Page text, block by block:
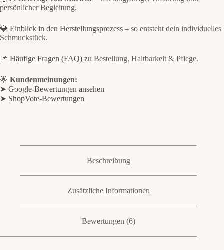
persönlicher Begleitung.
💎 Einblick in den Herstellungsprozess – so entsteht dein individuelles
Schmuckstück.
📌 Häufige Fragen (FAQ) zu Bestellung, Haltbarkeit & Pflege.
🌟 Kundenmeinungen:
➤ Google-Bewertungen ansehen
➤ ShopVote-Bewertungen
Beschreibung
Zusätzliche Informationen
Bewertungen (6)